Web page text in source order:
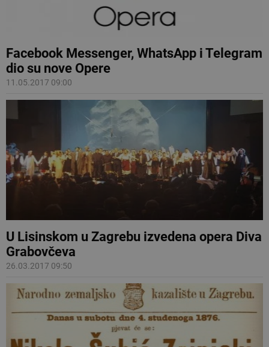
Facebook Messenger, WhatsApp i Telegram
dio su nove Opere
11.05.2017 09:00
U Lisinskom u Zagrebu izvedena opera Diva
Grabovčeva
26.03.2017 09:50